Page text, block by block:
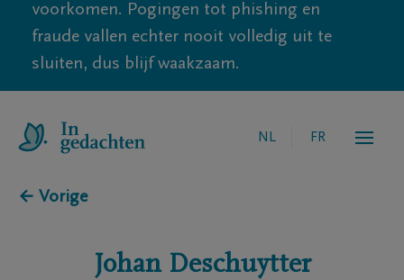
voorkomen. Pogingen tot phishing en
fraude vallen echter nooit volledig uit te
sluiten, dus blijf waakzaam.
NL FR
← Vorige
Johan Deschuytter